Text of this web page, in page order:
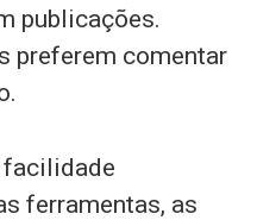
publicações.
preferem comentar
facilidade
ferramentas, as